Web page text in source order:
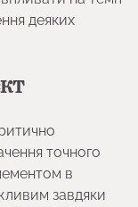
деяких
точного
в
завдяки